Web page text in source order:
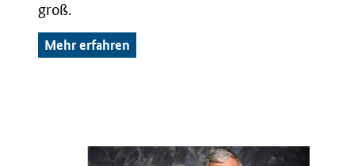
groß.
Mehr erfahren